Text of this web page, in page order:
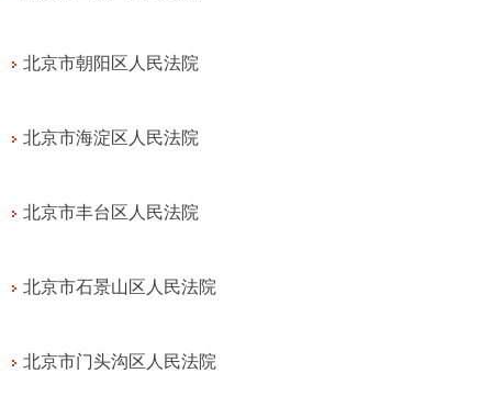
北京市朝阳区人民法院
北京市海淀区人民法院
北京市丰台区人民法院
北京市石景山区人民法院
北京市门头沟区人民法院